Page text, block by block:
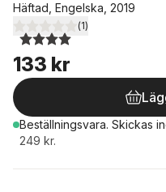
Häftad, Engelska, 2019
4,0utav 5 stjärnor. Totalt
(1)
133 kr
Beställningsvara. Skickas
249 kr.